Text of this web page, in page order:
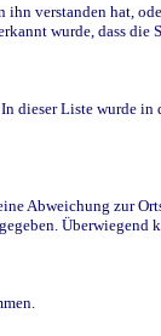
verstanden hat,
wurde, dass
Liste wurde
Abweichung zur
Überwiegend